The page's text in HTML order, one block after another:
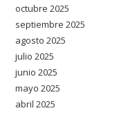
octubre 2025
septiembre 2025
agosto 2025
julio 2025
junio 2025
mayo 2025
abril 2025